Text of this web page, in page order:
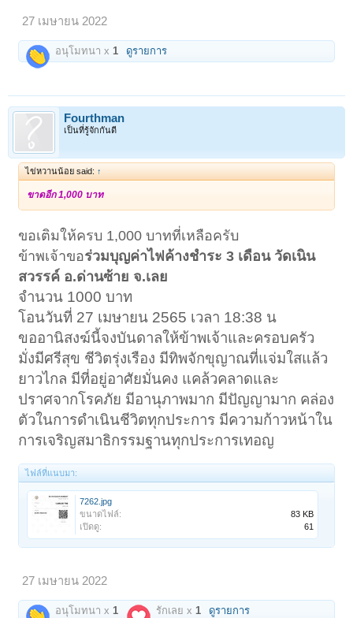
27 เมษายน 2022
อนุโมทนา x1 ดูรายการ
Fourthman
เป็นที่รู้จักกันดี
ไข่หวานน้อย said: ↑
ขาดอีก 1,000 บาท
ขอเติมให้ครบ 1,000 บาทที่เหลือครับ
ข้าพเจ้าขอร่วมบุญค่าไฟค้างชำระ 3 เดือน วัดเนิน
สวรรค์ อ.ด่านซ้าย จ.เลย
จำนวน 1000 บาท
โอนวันที่ 27 เมษายน 2565 เวลา 18:38 น
ขออานิสงฆ์นี้จงบันดาลให้ข้าพเจ้าและครอบครัว
มั่งมีศรีสุข ชีวิตรุ่งเรือง มีทิพจักขุญาณที่แจ่มใสแล้ว
ยาวไกล มีที่อยู่อาศัยมั่นคง แคล้วคลาดและ
ปราศจากโรคภัย มีอานุภาพมาก มีปัญญามาก คล่อง
ตัวในการดำเนินชีวิตทุกประการ มีความก้าวหน้าใน
การเจริญสมาธิกรรมฐานทุกประการเทอญ
ไฟล์ที่แนบมา:
7262.jpg
ขนาดไฟล์:
83 KB
เปิดดู:
61
27 เมษายน 2022
อนุโมทนา x1 รักเลย x1 ดูรายการ